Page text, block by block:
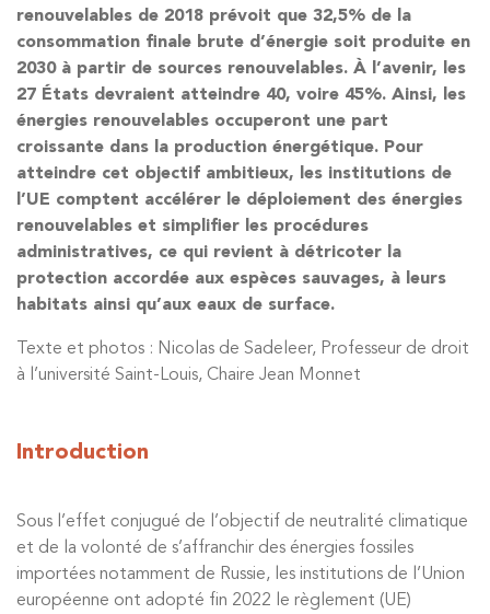
renouvelables de 2018 prévoit que 32,5% de la
consommation finale brute d’énergie soit produite en
2030 à partir de sources renouvelables. À l’avenir, les
27 États devraient atteindre 40, voire 45%. Ainsi, les
énergies renouvelables occuperont une part
croissante dans la production énergétique. Pour
atteindre cet objectif ambitieux, les institutions de
l’UE comptent accélérer le déploiement des énergies
renouvelables et simplifier les procédures
administratives, ce qui revient à détricoter la
protection accordée aux espèces sauvages, à leurs
habitats ainsi qu’aux eaux de surface.
Texte et photos : Nicolas de Sadeleer, Professeur de droit
à l’université Saint-Louis, Chaire Jean Monnet
Introduction
Sous l’effet conjugué de l’objectif de neutralité climatique
et de la volonté de s’affranchir des énergies fossiles
importées notamment de Russie, les institutions de l’Union
européenne ont adopté fin 2022 le règlement (UE)